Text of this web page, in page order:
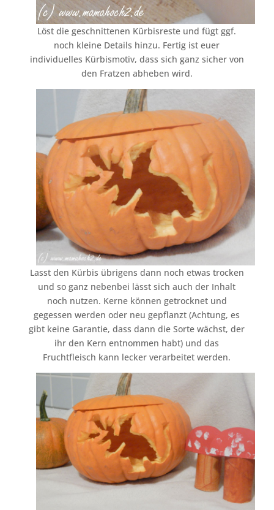
Löst die geschnittenen Kürbisreste und fügt ggf.
noch kleine Details hinzu. Fertig ist euer
individuelles Kürbismotiv, dass sich ganz sicher von
den Fratzen abheben wird.
Lasst den Kürbis übrigens dann noch etwas trocken
und so ganz nebenbei lässt sich auch der Inhalt
noch nutzen. Kerne können getrocknet und
gegessen werden oder neu gepflanzt (Achtung, es
gibt keine Garantie, dass dann die Sorte wächst, der
ihr den Kern entnommen habt) und das
Fruchtfleisch kann lecker verarbeitet werden.